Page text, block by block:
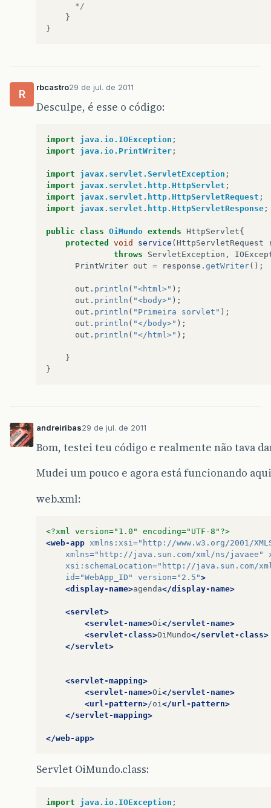
*/
}
}
R
rbcastro29 de jul. de 2011
Desculpe, é esse o código:
import java.io.IOException ;
import
java.io.PrintWriter ;
import javax.servlet.ServletException ;
import
javax.servlet.http.HttpServlet ;
import
javax.servlet.http.HttpServletRequest ;
import
javax.servlet.http.HttpServletResponse ;
public class OiMundo extends HttpServlet{
protected
void service ( HttpServletRequest
throws
ServletException ,
PrintWriter out = response . getWriter();
out . println ( "<html>" );
out . println ( "<body>" );
out . println ( "Primeira sorvlet" );
out . println ( "</body>" );
out . println ( "</html>" );
}
}
andreiribas29 de jul. de 2011
Bom, testei teu código e realmente não tava
Mudei um pouco e agora está funcionando
web.xml:
<?xml version="1.0" encoding="UTF-8"?>
<web-app xmlns:xsi="http://www.w3.org/2001/
xmlns="http://java.sun.com/xml/ns/javaee"
xsi:schemaLocation="http://java.sun.com/
id="WebApp_ID" version="2.5">
<display-name>agenda</display-name>
<servlet>
<servlet-name>Oi</servlet-name>
<servlet-class>OiMundo</servlet-class>
</servlet>
<servlet-mapping>
<servlet-name>Oi</servlet-name>
<url-pattern>/oi</url-pattern>
</servlet-mapping>
</web-app>
Servlet OiMundo.class:
import java.io.IOException ;